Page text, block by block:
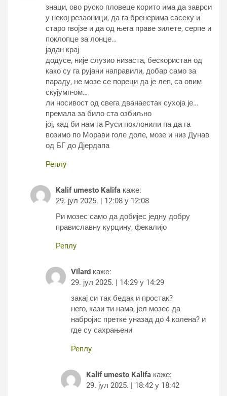
знаци, ово руско пловеце корито има да заврси
у некој резаоници, да га бренерима сасеку и
старо гвојзе и да од њега праве зилете, серпе и
поклопце за лонце…
јадан крај
додусе, није слузио низаста, бескористан од
како су га рујани направили, добар само за
параду, не мозе се пореци да је леп, са овим
скyјумп-ом…
ли носивост од свега дванаестак сухоја је…
премала за било ста озбиљно
јој, кад би нам га Руси поклонили па да га
возимо по Морави голе доле, мозе и низ Дунав
од БГ до Дјердапа
Реплy
Kalif umesto Kalifa каже:
29. јул 2025. | 12:08 у 12:08
Ри мозес само да добијес једну добру
правиславну курцину, фекалијо
Реплy
Vilard каже:
29. јул 2025. | 14:29 у 14:29
закај си так бедак и простак?
него, кази ти нама, јел мозес да
набројис претке уназад до 4 колена? и
где су сахрањени
Реплy
Kalif umesto Kalifa каже:
29. јул 2025. | 18:42 у 18:42